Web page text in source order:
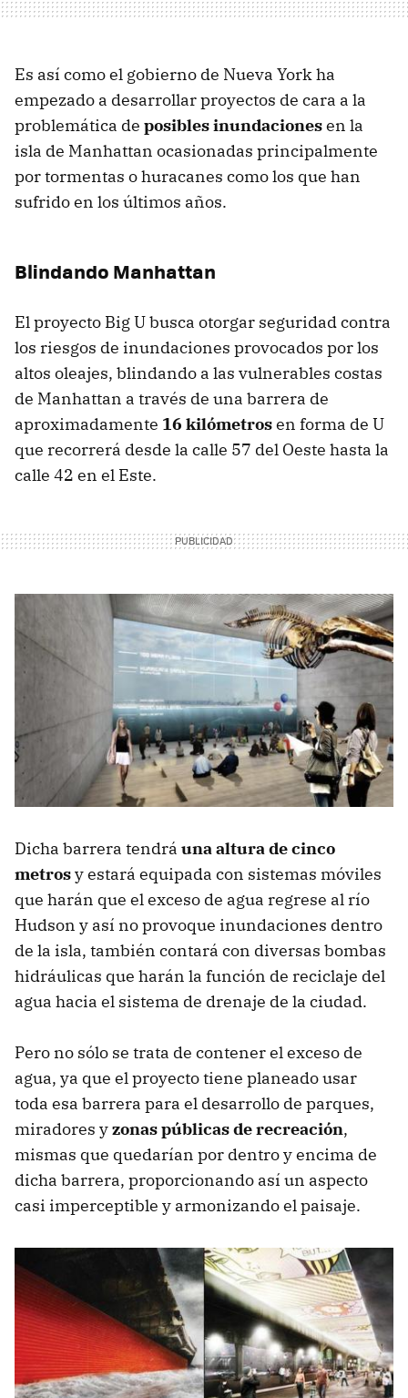
Es así como el gobierno de Nueva York ha
empezado a desarrollar proyectos de cara a la
problemática de posibles inundacionesen la
isla de Manhattan ocasionadas principalmente
por tormentas o huracanes como los que han
sufrido en los últimos años.
Blindando Manhattan
El proyecto Big U busca otorgar seguridad contra
los riesgos de inundaciones provocados por los
altos oleajes, blindando a las vulnerables costas
de Manhattan a través de una barrera de
aproximadamente 16 kilómetrosen forma de U
que recorrerá desde la calle 57 del Oeste hasta la
calle 42 en el Este.
Dicha barrera tendrá una altura de cinco
metrosy estará equipada con sistemas móviles
que harán que el exceso de agua regrese al río
Hudson y así no provoque inundaciones dentro
de la isla, también contará con diversas bombas
hidráulicas que harán la función de reciclaje del
agua hacia el sistema de drenaje de la ciudad.
Pero no sólo se trata de contener el exceso de
agua, ya que el proyecto tiene planeado usar
toda esa barrera para el desarrollo de parques,
miradores yzonas públicas de recreación,
mismas que quedarían por dentro y encima de
dicha barrera, proporcionando así un aspecto
casi imperceptible y armonizando el paisaje.